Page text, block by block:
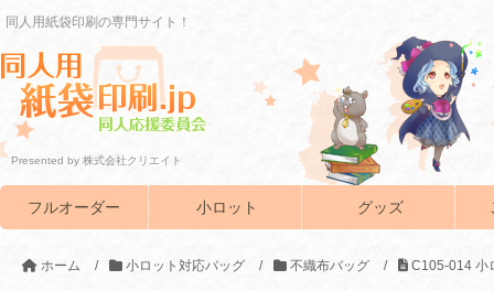
同人用紙袋印刷の専門サイト！
Presented by 株式会社クリエイト
フルオーダー 小ロット グッズ
ホーム / 小ロット対応バッグ / 不織布バッグ / C105-014 小